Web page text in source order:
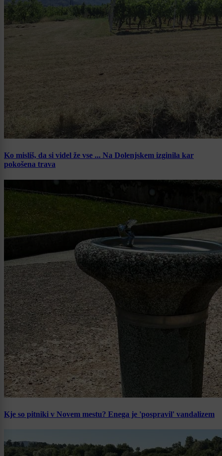
Ko misliš, da si videl že vse ... Na Dolenjskem izginila kar
pokošena trava
Kje so pitniki v Novem mestu? Enega je 'pospravil' vandalizem